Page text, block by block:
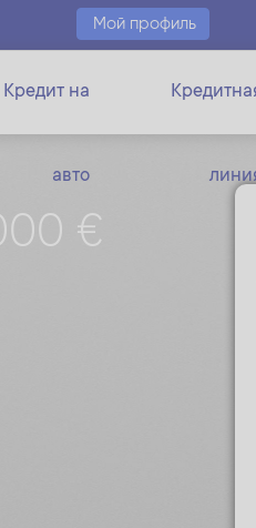
Мой профиль
Кредит на
авто
€